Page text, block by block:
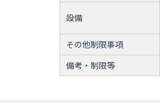
設備
その他制限事項
備考・制限等